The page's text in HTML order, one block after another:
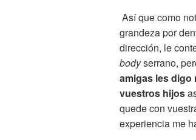
Así que como
grandeza por
dirección, le
bodyserrano,
amigas les digo
vuestros hijos
quede con
experiencia me